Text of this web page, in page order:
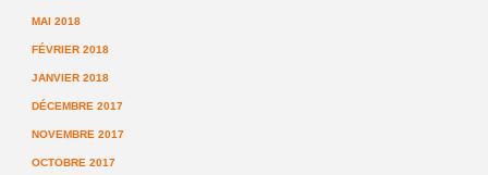
MAI 2018
FÉVRIER 2018
JANVIER 2018
DÉCEMBRE 2017
NOVEMBRE 2017
OCTOBRE 2017